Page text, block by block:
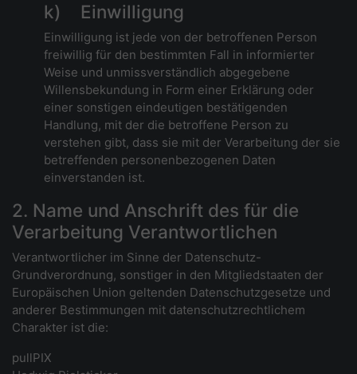
k) Einwilligung
Einwilligung ist jede von der betroffenen Person
freiwillig für den bestimmten Fall in informierter
Weise und unmissverständlich abgegebene
Willensbekundung in Form einer Erklärung oder
einer sonstigen eindeutigen bestätigenden
Handlung, mit der die betroffene Person zu
verstehen gibt, dass sie mit der Verarbeitung der sie
betreffenden personenbezogenen Daten
einverstanden ist.
2. Name und Anschrift des für die
Verarbeitung Verantwortlichen
Verantwortlicher im Sinne der Datenschutz-
Grundverordnung, sonstiger in den Mitgliedstaaten der
Europäischen Union geltenden Datenschutzgesetze und
anderer Bestimmungen mit datenschutzrechtlichem
Charakter ist die:
pullPIX